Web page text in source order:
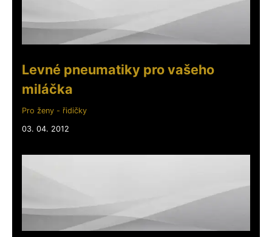
Levné pneumatiky pro vašeho
miláčka
Pro ženy - řidičky
03. 04. 2012